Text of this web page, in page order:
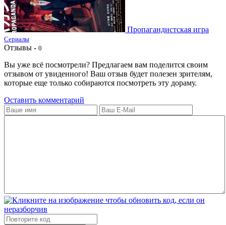
Пропагандистская игра
Сериалы
Отзывы - 0
Вы уже всё посмотрели? Предлагаем вам поделится своим
отзывом от увиденного! Ваш отзыв будет полезен зрителям,
которые еще только собираются посмотреть эту дораму.
Оставить комментарий